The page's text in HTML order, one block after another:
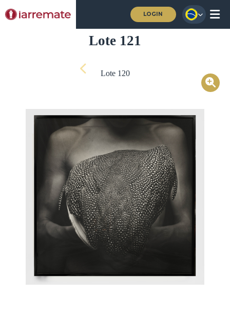
LOGIN
Lote 121
Lote 120